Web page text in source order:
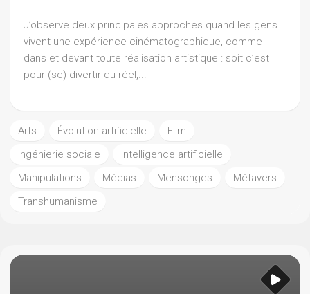
J’observe deux principales approches quand les gens
vivent une expérience cinématographique, comme
dans et devant toute réalisation artistique : soit c’est
pour (se) divertir du réel,...
Arts Évolution artificielle
Film
Ingénierie sociale
Intelligence artificielle
Manipulations
Médias Mensonges
Métavers
Transhumanisme